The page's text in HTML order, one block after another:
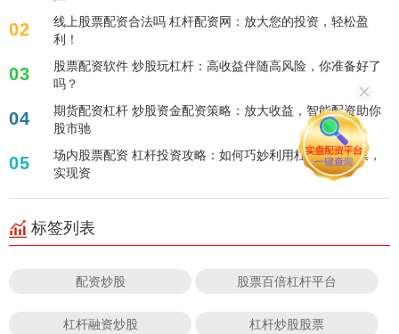
02
线上股票配资合法吗 杠杆配资网：放大您的投资，轻松盈
利！
03
股票配资软件 炒股玩杠杆：高收益伴随高风险，你准备好了
吗？
04
期货配资杠杆 炒股资金配资策略：放大收益，智能配资助你
股市驰
05
场内股票配资 杠杆投资攻略：如何巧妙利用杠杆购买股票，
实现资
标签列表
配资炒股 股票百倍杠杆平台
杠杆融资炒股 杠杆炒股股票